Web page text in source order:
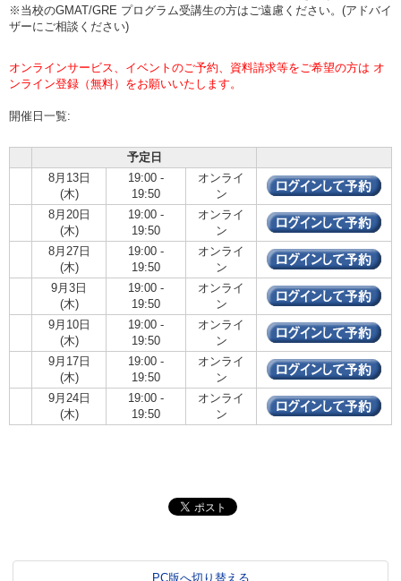
※当校のGMAT/GRE プログラム受講生の方はご遠慮ください。(アドバイ
ザーにご相談ください)
オンラインサービス、イベントのご予約、資料請求等をご希望の方は オ
ンライン登録（無料）をお願いいたします。
開催日一覧:
予定日
8月13日
(木)
19:00 -
19:50
オンライ
ン
8月20日
(木)
19:00 -
19:50
オンライ
ン
8月27日
(木)
19:00 -
19:50
オンライ
ン
9月3日
(木)
19:00 -
19:50
オンライ
ン
9月10日
(木)
19:00 -
19:50
オンライ
ン
9月17日
(木)
19:00 -
19:50
オンライ
ン
9月24日
(木)
19:00 -
19:50
オンライ
ン
PC版へ切り替える